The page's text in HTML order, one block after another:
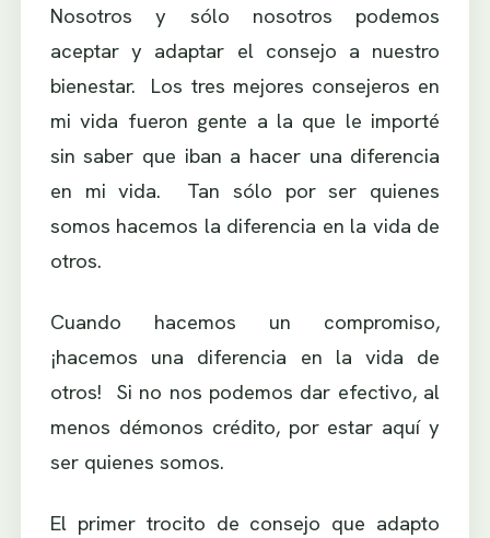
Nosotros y sólo nosotros podemos
aceptar y adaptar el consejo a nuestro
bienestar. Los tres mejores consejeros en
mi vida fueron gente a la que le importé
sin saber que iban a hacer una diferencia
en mi vida. Tan sólo por ser quienes
somos hacemos la diferencia en la vida de
otros.
Cuando hacemos un compromiso,
¡hacemos una diferencia en la vida de
otros! Si no nos podemos dar efectivo, al
menos démonos crédito, por estar aquí y
ser quienes somos.
El primer trocito de consejo que adapto